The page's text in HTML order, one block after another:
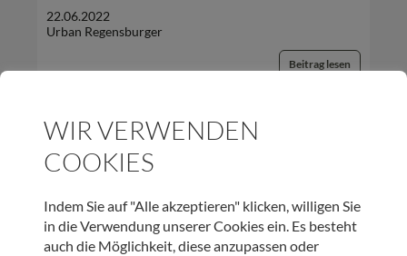
22.06.2022
Urban Regensburger
Beitrag lesen
UNSER NEWSLETTER:
WIR VERWENDEN
COOKIES
Indem Sie auf "Alle akzeptieren" klicken, willigen Sie
in die Verwendung unserer Cookies ein. Es besteht
auch die Möglichkeit, diese anzupassen oder